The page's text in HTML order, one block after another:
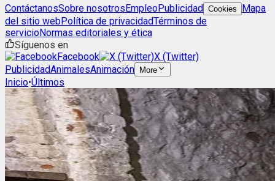
ContáctanosSobre nosotrosEmpleoPublicidad Cookies
Mapa
del sitio webPolítica de privacidadTérminos de
servicioNormas editoriales y ética
Síguenos en
Facebook
X (Twitter)
PublicidadAnimalesAnimación More
Inicio•Últimos